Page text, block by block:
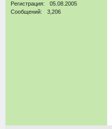
Регистрация
05.08.2005
Сообщений
3,206